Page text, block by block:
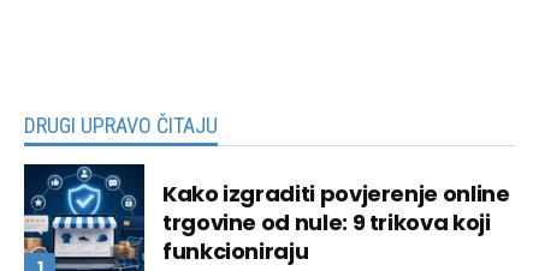
DRUGI UPRAVO ČITAJU
Kako izgraditi povjerenje online
trgovine od nule: 9 trikova koji
funkcioniraju